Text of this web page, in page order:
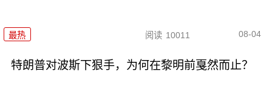
最热 阅读 10011 08-04
特朗普对波斯下狠手，为何在黎明前戛然而止？